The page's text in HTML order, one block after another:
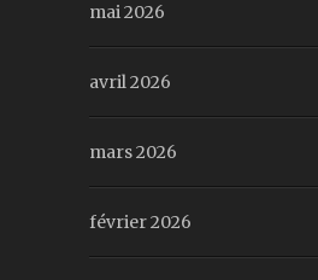
mai 2026
avril 2026
mars 2026
février 2026